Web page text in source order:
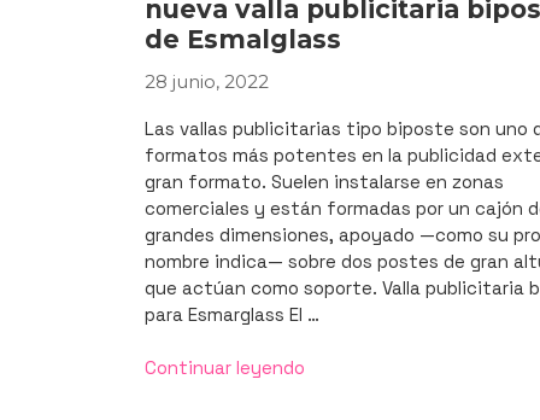
nueva valla publicitaria
de Esmalglass
PUBLICADO
28 junio, 2022
Las vallas publicitarias tipo biposte son uno
formatos más potentes en la publicidad
gran formato. Suelen instalarse en zonas
comerciales y están formadas por un cajón
grandes dimensiones, apoyado —como su
nombre indica— sobre dos postes de gran
que actúan como soporte. Valla publicitaria
para Esmarglass El …
Continuar leyendo